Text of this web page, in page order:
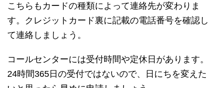
こちらもカードの種類によって連絡先が変わりま
す。クレジットカード裏に記載の電話番号を確認し
て連絡しましょう。
コールセンターには受付時間や定休日があります。
24時間365日の受付ではないので、日にちを変えた